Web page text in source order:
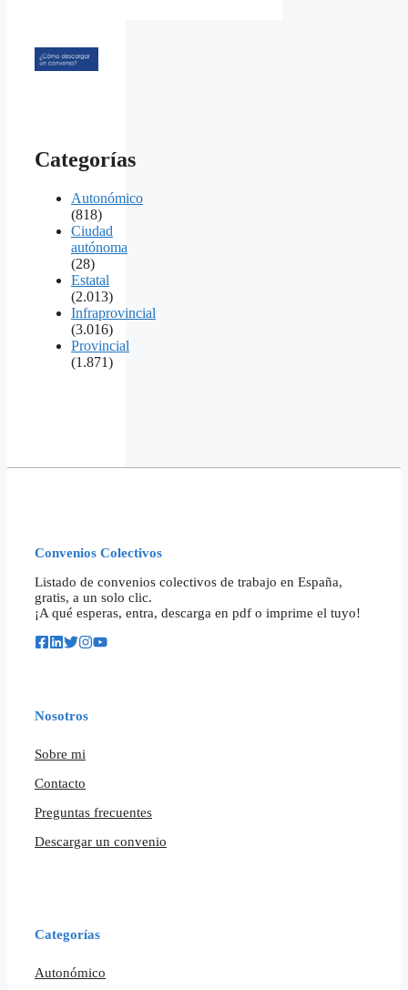
Categorías
Autonómico
(818)
Ciudad
autónoma
(28)
Estatal
(2.013)
Infraprovincial
(3.016)
Provincial
(1.871)
Convenios Colectivos
Listado de convenios colectivos de trabajo en España,
gratis, a un solo clic.
¡A qué esperas, entra, descarga en pdf o imprime el tuyo!
Nosotros
Sobre mi
Contacto
Preguntas frecuentes
Descargar un convenio
Categorías
Autonómico